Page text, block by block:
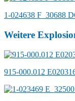
1-024638 F_30688
Weitere
915-000.012